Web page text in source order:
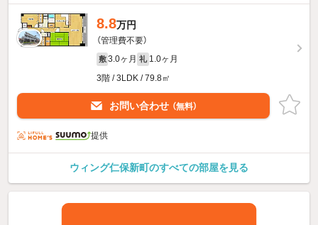
8.8万円
（管理費不要）
敷 3.0ヶ月 礼 1.0ヶ月
3階 / 3LDK / 79.8㎡
お問い合わせ （無料）
提供
ウィング仁保新町のすべての部屋を見る